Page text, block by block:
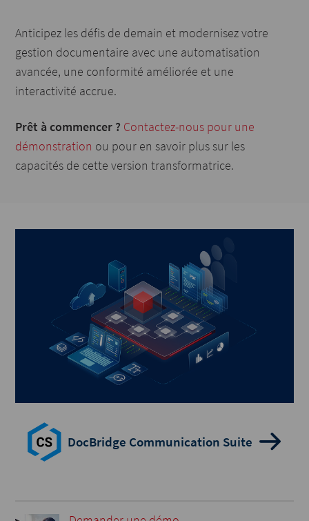
Anticipez les défis de demain et modernisez votre
gestion documentaire avec une automatisation
avancée, une conformité améliorée et une
interactivité accrue.
Prêt à commencer ? Contactez-nous pour une
démonstration ou pour en savoir plus sur les
capacités de cette version transformatrice.
DocBridge Communication Suite